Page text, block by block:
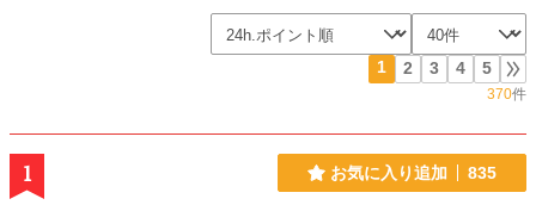
1 2 3 4 5
370件
1 お気に入り追加 835